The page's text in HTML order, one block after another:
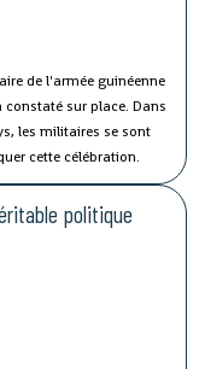
de l'armée guinéenne
sur place. Dans
les militaires se sont
cette célébration.
politique